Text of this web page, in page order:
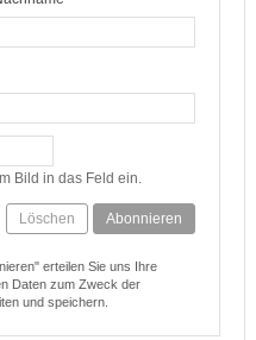
Bild in das Feld ein.
Löschen Abonnieren
erteilen Sie uns Ihre
Daten zum Zweck der
und speichern.